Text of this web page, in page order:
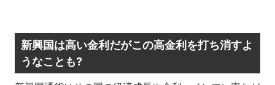
新興国は高い金利だがこの高金利を打ち消すよ
うなことも?